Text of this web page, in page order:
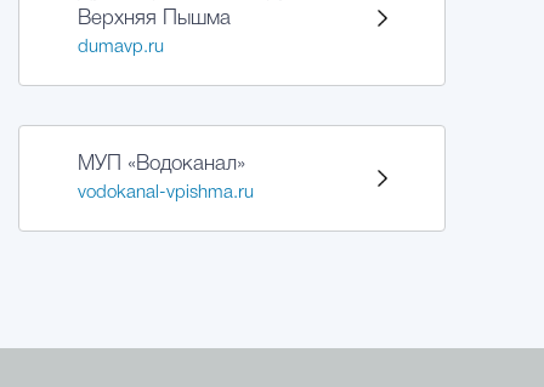
Верхняя Пышма
dumavp.ru
МУП «Водоканал»
vodokanal-vpishma.ru